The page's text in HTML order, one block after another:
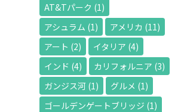
AT&Tパーク (1)
アシュラム (1) アメリカ (11)
アート (2) イタリア (4)
インド (4) カリフォルニア (3)
ガンジス河 (1) グルメ (1)
ゴールデンゲートブリッジ (1)